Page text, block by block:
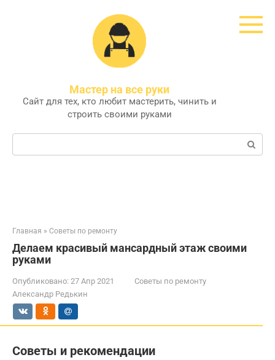
Мастер на все руки
Сайт для тех, кто любит мастерить, чинить и
строить своими руками
Поиск:
Главная » Советы по ремонту
Делаем красивый мансардный этаж своими
руками
Опубликовано: 27 Апр 2021
Советы по ремонту
Александр Редькин
Советы и рекомендации